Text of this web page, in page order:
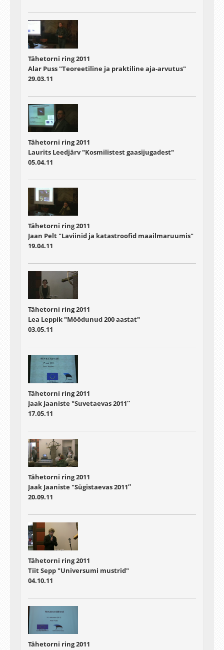
Tähetorni ring 2011
Alar Puss "Teoreetiline ja praktiline aja-arvutus"
29.03.11
Tähetorni ring 2011
Laurits Leedjärv "Kosmilistest gaasijugadest"
05.04.11
Tähetorni ring 2011
Jaan Pelt "Laviinid ja katastroofid maailmaruumis"
19.04.11
Tähetorni ring 2011
Lea Leppik "Möödunud 200 aastat"
03.05.11
Tähetorni ring 2011
Jaak Jaaniste "Suvetaevas 2011″
17.05.11
Tähetorni ring 2011
Jaak Jaaniste "Sügistaevas 2011″
20.09.11
Tähetorni ring 2011
Tiit Sepp "Universumi mustrid"
04.10.11
Tähetorni ring 2011